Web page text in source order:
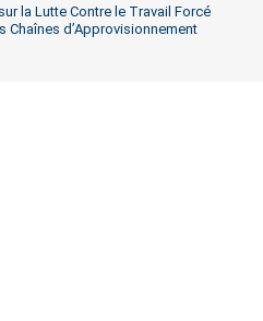
la Lutte Contre le Travail Forcé
Chaînes d’Approvisionnement